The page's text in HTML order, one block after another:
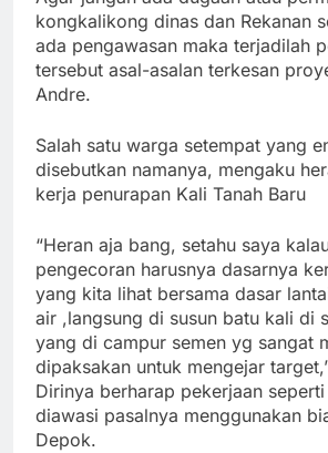
kongkalikong dinas dan Rekanan
ada pengawasan maka terjadilah
tersebut asal-asalan terkesan
Andre.
Salah satu warga setempat yang
disebutkan namanya, mengaku
kerja penurapan Kali Tanah Baru
“Heran aja bang, setahu saya
pengecoran harusnya dasarnya
yang kita lihat bersama dasar
air ,langsung di susun batu kali di
yang di campur semen yg sangat
dipaksakan untuk mengejar
Dirinya berharap pekerjaan
diawasi pasalnya menggunakan
Depok.